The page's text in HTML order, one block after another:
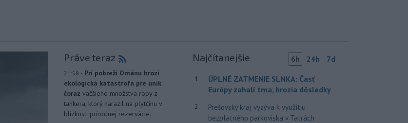
Práve teraz
21:58 - Pri pobreží Ománu hrozí
ekologická katastrofa pre únik
čoraz väčšieho množstva ropy z
tankera, ktorý narazil na plytčinu v
blízkosti prírodnej rezervácie.
Najčítanejšie 6h 24h 7d
1
ÚPLNÉ ZATMENIE SLNKA: Časť
Európy zahalí tma, hrozia dôsledky
2
Prešovský kraj vyzýva k využitiu
bezplatného parkoviska v Tatrách